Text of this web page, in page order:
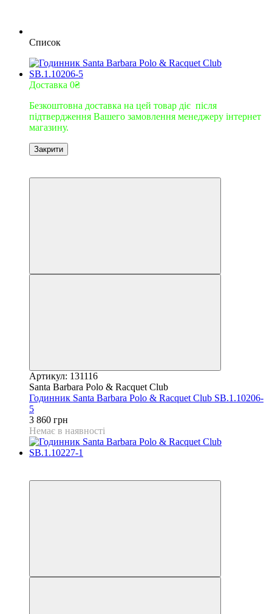
Список
Доставка 0₴
Безкоштовна доставка на цей товар діє після
підтвердження Вашего замовлення менеджеру інтернет
магазину.
Закрити
Артикул: 131116
Santa Barbara Polo & Racquet Club
Годинник Santa Barbara Polo & Racquet Club SB.1.10206-
5
3 860 грн
Немає в наявності